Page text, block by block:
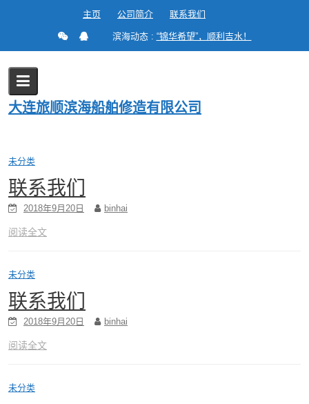
主页 公司简介 联系我们
滨海动态 : “锦华希望”，顺利吉水！
大连旅顺滨海船舶修造有限公司
分类：未分类
未分类
联系我们
2018年9月20日 binhai
阅读全文
未分类
联系我们
2018年9月20日 binhai
阅读全文
未分类